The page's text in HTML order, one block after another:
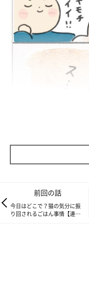
前回の話
今日はどこで？猫の気分に振
り回されるごはん事情【連